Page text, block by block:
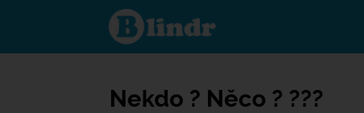
Nekdo
?
Něco
Nekdo ? Něco ? ???